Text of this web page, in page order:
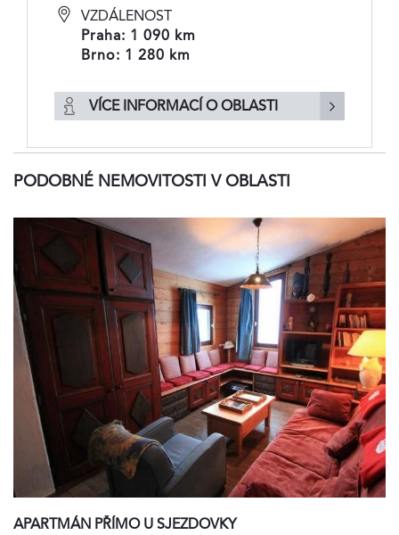
VZDÁLENOST
Praha: 1 090 km
Brno: 1 280 km
VÍCE INFORMACÍ O OBLASTI
PODOBNÉ NEMOVITOSTI V OBLASTI
APARTMÁN PŘÍMO U SJEZDOVKY